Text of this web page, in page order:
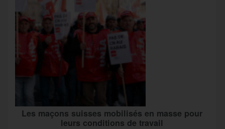
Les maçons suisses mobilisés en masse pour
leurs conditions de travail